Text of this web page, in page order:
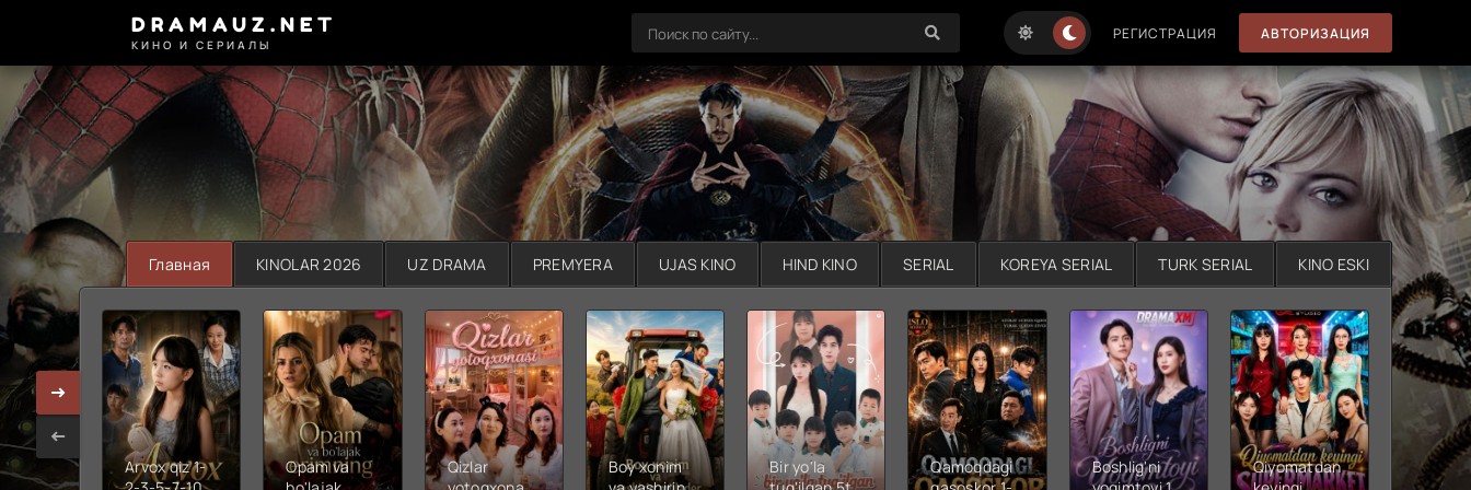
DRAMAUZ.NET
КИНО И СЕРИАЛЫ
РЕГИСТРАЦИЯ АВТОРИЗАЦИЯ
Главная KINOLAR 2026 UZ DRAMA PREMYERA UJAS KINO HIND KINO SERIAL KOREYA SERIAL TURK SERIAL KINO ESKI
Arvox qiz 1-
Opam va
Qizlar
Boy xonim
Bir yo'la
Qamoqdagi
Boshlig'ni
Qiyomatdan
Men